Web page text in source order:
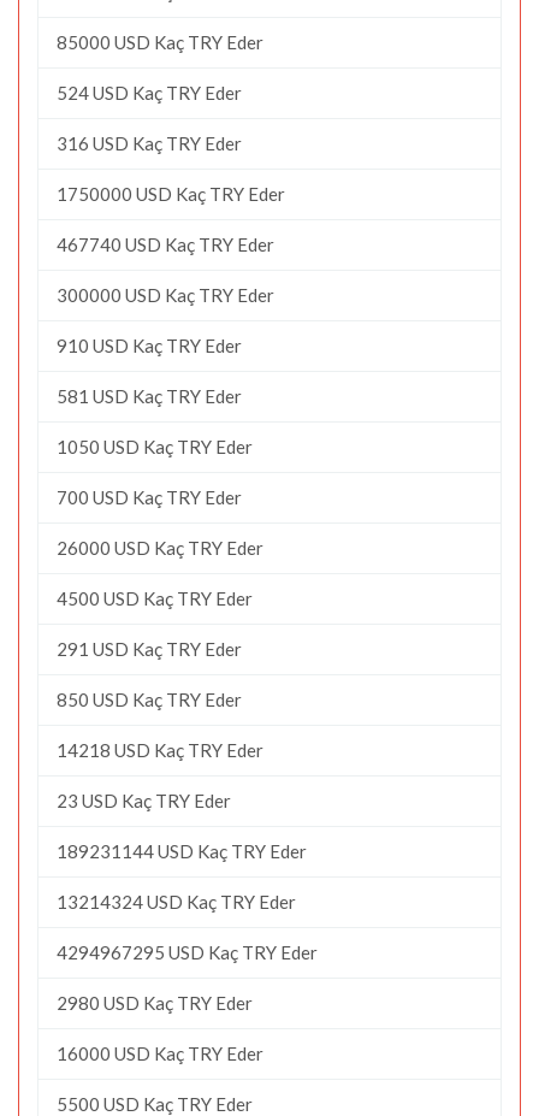
85000 USD Kaç TRY Eder
524 USD Kaç TRY Eder
316 USD Kaç TRY Eder
1750000 USD Kaç TRY Eder
467740 USD Kaç TRY Eder
300000 USD Kaç TRY Eder
910 USD Kaç TRY Eder
581 USD Kaç TRY Eder
1050 USD Kaç TRY Eder
700 USD Kaç TRY Eder
26000 USD Kaç TRY Eder
4500 USD Kaç TRY Eder
291 USD Kaç TRY Eder
850 USD Kaç TRY Eder
14218 USD Kaç TRY Eder
23 USD Kaç TRY Eder
189231144 USD Kaç TRY Eder
13214324 USD Kaç TRY Eder
4294967295 USD Kaç TRY Eder
2980 USD Kaç TRY Eder
16000 USD Kaç TRY Eder
5500 USD Kaç TRY Eder